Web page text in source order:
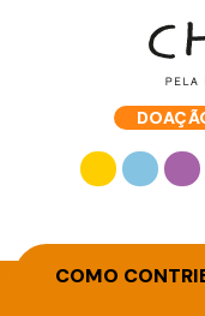
COMO